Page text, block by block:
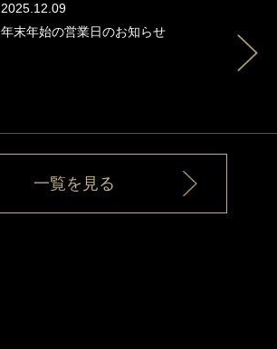
2025.12.09
年末年始の営業日のお知らせ
一覧を見る